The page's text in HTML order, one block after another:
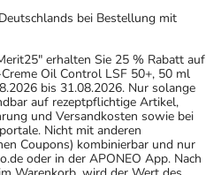
Farbstoffe (z.B. Tartrazin (E
124)).
gegenüber Lactose.
einhalten müssen, sollten
mit denen
bei Bestellung mit
erhalten Sie 25 % Rabatt auf
Oil Control LSF 50+, 50 ml
bis 31.08.2026. Nur solange
auf rezeptpflichtige Artikel,
und Versandkosten sowie bei
Nicht mit anderen
Coupons) kombinierbar und nur
oder in der APONEO App. Nach